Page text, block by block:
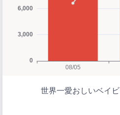
世界一愛おしいベイ